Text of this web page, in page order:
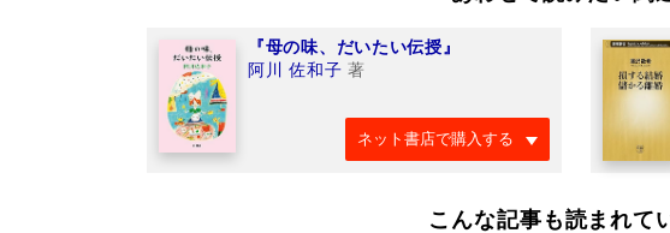
『母の味、だいたい伝授』
阿川 佐和子 著
ネット書店で購入する
こんな記事も読まれて